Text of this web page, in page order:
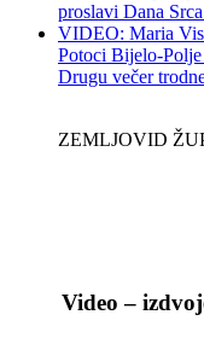
proslavi Dana
VIDEO: Maria
Potoci Bijelo-
Drugu večer
ZEMLJOVID
Video –